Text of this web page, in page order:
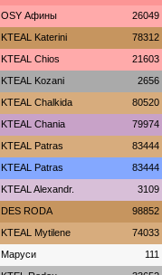
OSY Афины 26049
KTEAL Katerini 78312
KTEAL Chios 21603
KTEAL Kozani 2656
KTEAL Chalkida 80520
KTEAL Chania 79974
KTEAL Patras 83444
KTEAL Patras 83444
KTEAL Alexandr. 3109
DES RODA 98852
KTEAL Mytilene 74033
Маруси 111